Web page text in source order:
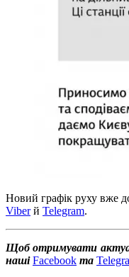
Новий графік руху вже
Viberй Telegram.
Щоб отримувати
нашіFacebook та